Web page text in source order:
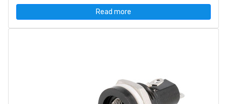
Read more